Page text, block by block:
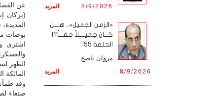
عن
(بركان
بوصات
اشترى
الظهر
المالكة
وقد
صنعاء
المزيد 8/9/2026
«الزمن الجميل».. هـــل
كـــان جميــــلاً حقـــاً؟!
الحلقة 155
مروان ناصح
المزيد 8/9/2026